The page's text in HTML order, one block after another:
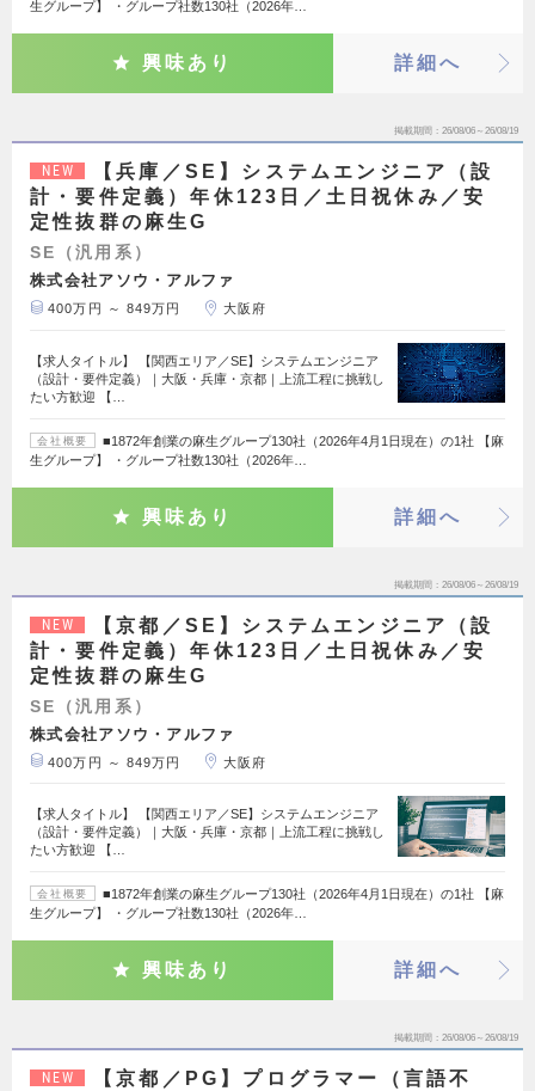
生グループ】 ・グループ社数130社（2026年…
興味あり 詳細へ
掲載期間 26/08/06～26/08/19
NEW
【兵庫／SE】システムエンジニア（設
計・要件定義）年休123日／土日祝休み／安
定性抜群の麻生G
SE（汎用系）
株式会社アソウ・アルファ
400万円 ～ 849万円 大阪府
【求人タイトル】 【関西エリア／SE】システムエンジニア
（設計・要件定義）｜大阪・兵庫・京都｜上流工程に挑戦し
たい方歓迎 【…
会社概要
■1872年創業の麻生グループ130社（2026年4月1日現在）の1社 【麻
生グループ】 ・グループ社数130社（2026年…
興味あり 詳細へ
掲載期間 26/08/06～26/08/19
NEW
【京都／SE】システムエンジニア（設
計・要件定義）年休123日／土日祝休み／安
定性抜群の麻生G
SE（汎用系）
株式会社アソウ・アルファ
400万円 ～ 849万円 大阪府
【求人タイトル】 【関西エリア／SE】システムエンジニア
（設計・要件定義）｜大阪・兵庫・京都｜上流工程に挑戦し
たい方歓迎 【…
会社概要
■1872年創業の麻生グループ130社（2026年4月1日現在）の1社 【麻
生グループ】 ・グループ社数130社（2026年…
興味あり 詳細へ
掲載期間 26/08/06～26/08/19
NEW
【京都／PG】プログラマー（言語不